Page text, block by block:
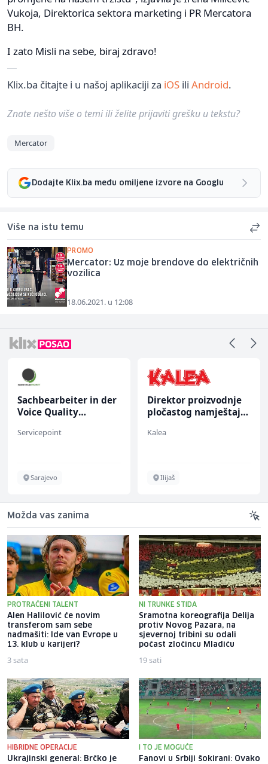
Vukoja, Direktorica sektora marketing i PR Mercatora
BH.
I zato Misli na sebe, biraj zdravo!
Klix.ba čitajte i u našoj aplikaciji za iOS ili Android.
Znate nešto više o temi ili želite prijaviti grešku u tekstu?
Mercator
Dodajte Klix.ba među omiljene izvore na Googlu
Više na istu temu
PROMO
Mercator: Uz moje brendove do električnih
vozilica
18.06.2021. u 12:08
Sachbearbeiter in der
Voice Quality
Servicepoint
Sarajevo
Direktor proizvodnje
pločastog namještaja
Kalea
Ilijaš
Možda vas zanima
PROTRAĆENI TALENT
Alen Halilović će novim
transferom sam sebe
nadmašiti: Ide van Evrope u
13. klub u karijeri?
3 sata
NI TRUNKE STIDA
Sramotna koreografija Delija
protiv Novog Pazara, na
sjevernoj tribini su odali
počast zločincu Mladiću
19 sati
HIBRIDNE OPERACIJE
Ukrajinski general: Brčko je
I TO JE MOGUĆE
Fanovi u Srbiji šokirani: Ovako